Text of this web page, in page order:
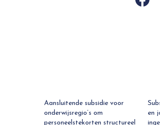
Aansluitende subsidie voor
onderwijsregio’s om
personeelstekorten structureel
en